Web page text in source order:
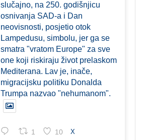
slučajno, na 250. godišnjicu
osnivanja SAD-a i Dan
neovisnosti, posjetio otok
Lampedusu, simbolu, jer ga se
smatra "vratom Europe" za sve
one koji riskiraju život prelaskom
Mediterana. Lav je, inače,
migracijsku politiku Donalda
Trumpa nazvao "nehumanom".
1 10 X